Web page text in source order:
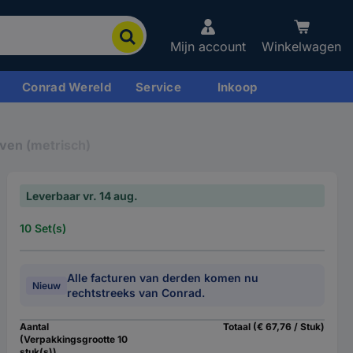
Mijn account Winkelwagen
Conrad Wereld Service Inkoop
(metrisch)
Leverbaar vr. 14 aug.
10 Set(s)
Nieuw
Alle facturen van derden komen nu
rechtstreeks van Conrad.
Aantal
(Verpakkingsgrootte 10
Totaal (€ 67,76 / Stuk)